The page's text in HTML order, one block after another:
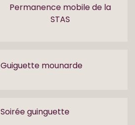
Permanence mobile de la
STAS
Guiguette mounarde
Soirée guinguette